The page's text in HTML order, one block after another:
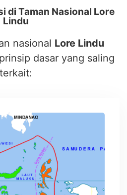
di Taman Nasional Lore
Lindu
nasional Lore Lindu
dasar yang saling
terkait: